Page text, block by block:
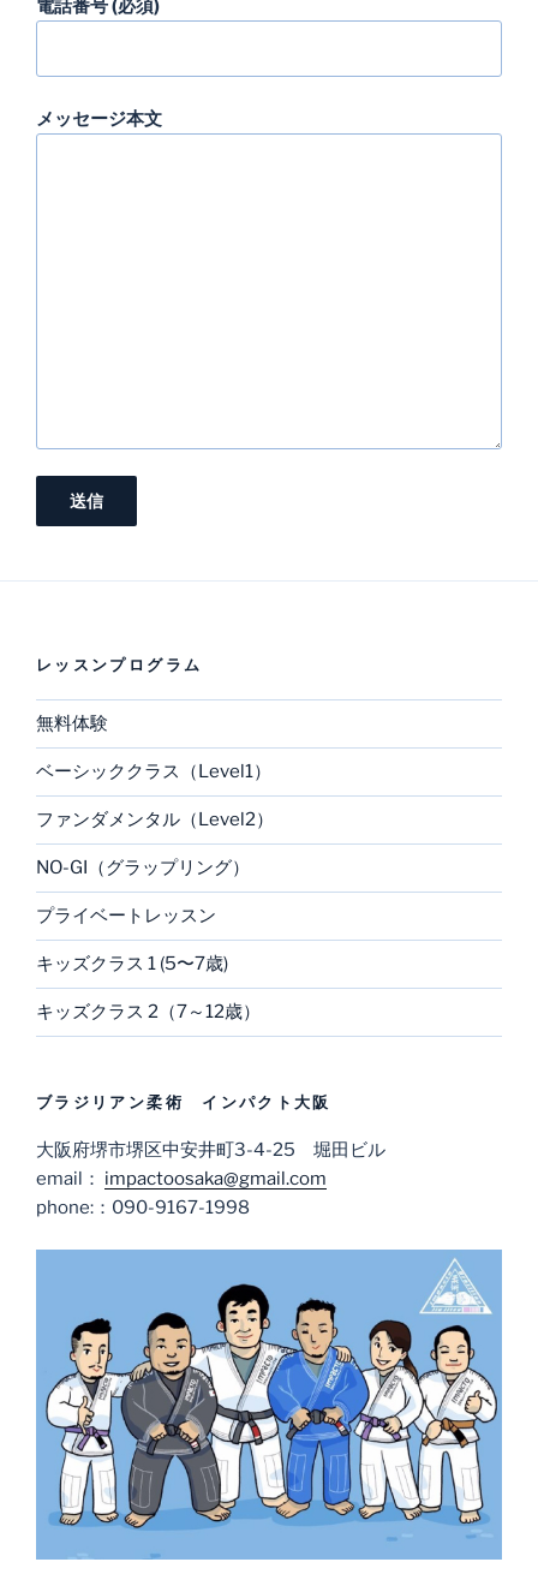
電話番号 (必須)
メッセージ本文
レッスンプログラム
無料体験
ベーシッククラス（Level1）
ファンダメンタル（Level2）
NO-GI（グラップリング）
プライベートレッスン
キッズクラス 1 (5〜7歳)
キッズクラス 2（7～12歳）
ブラジリアン柔術 インパクト大阪
大阪府堺市堺区中安井町3-4-25 堀田ビル
email： impactoosaka@gmail.com
phone:：090-9167-1998